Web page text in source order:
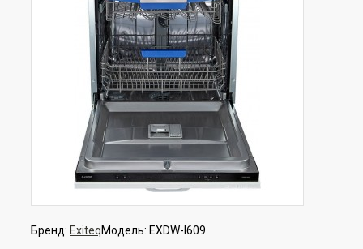
Бренд: ExiteqМодель: EXDW-I609